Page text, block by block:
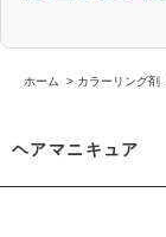
ホーム > カラーリング剤
ヘアマニキュア